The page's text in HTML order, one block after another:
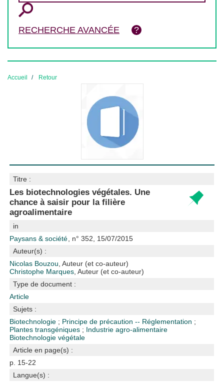
RECHERCHE AVANCÉE
Accueil Retour
Titre :
Les biotechnologies végétales. Une
chance à saisir pour la filière
agroalimentaire
in
Paysans & société , n° 352, 15/07/2015
Auteur(s) :
Nicolas Bouzou , Auteur (et co-auteur)
Christophe Marques , Auteur (et co-auteur)
Type de document :
Article
Sujets :
Biotechnologie ; Principe de précaution -- Réglementation ;
Plantes transgéniques ; Industrie agro-alimentaire
Biotechnologie végétale
Article en page(s) :
p. 15-22
Langue(s) :